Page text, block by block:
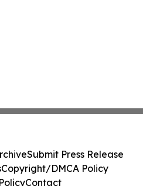
Submit Press Release
Copyright/DMCA Policy
Contact